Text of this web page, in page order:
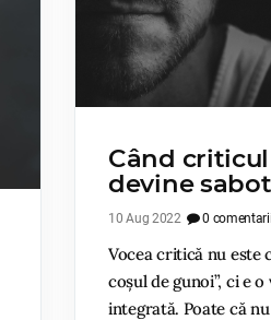
Când
devine
10 Aug 2022 0 comentarii
Vocea critică nu este
coșul de gunoi”, ci e
integrată. Poate că